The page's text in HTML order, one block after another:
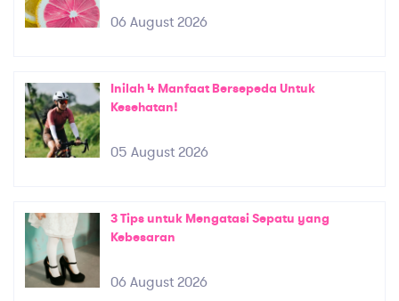
06 August 2026
Inilah 4 Manfaat Bersepeda Untuk
Kesehatan!
05 August 2026
3 Tips untuk Mengatasi Sepatu yang
Kebesaran
06 August 2026